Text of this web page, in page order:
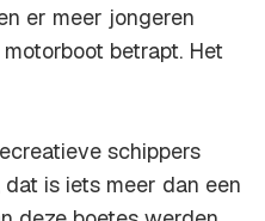
er meer jongeren
betrapt. Het
schippers
is iets meer dan een